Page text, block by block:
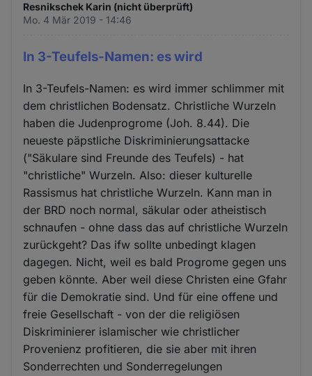
Resnikschek Karin (nicht überprüft)
Mo. 4 Mär 2019 - 14:46
In 3-Teufels-Namen: es wird
In 3-Teufels-Namen: es wird immer schlimmer mit
dem christlichen Bodensatz. Christliche Wurzeln
haben die Judenprogrome (Joh. 8.44). Die
neueste päpstliche Diskriminierungsattacke
("Säkulare sind Freunde des Teufels) - hat
"christliche" Wurzeln. Also: dieser kulturelle
Rassismus hat christliche Wurzeln. Kann man in
der BRD noch normal, säkular oder atheistisch
schnaufen - ohne dass das auf christliche Wurzeln
zurückgeht? Das ifw sollte unbedingt klagen
dagegen. Nicht, weil es bald Progrome gegen uns
geben könnte. Aber weil diese Christen eine Gfahr
für die Demokratie sind. Und für eine offene und
freie Gesellschaft - von der die religiösen
Diskriminierer islamischer wie christlicher
Provenienz profitieren, die sie aber mit ihren
Sonderrechten und Sonderregelungen